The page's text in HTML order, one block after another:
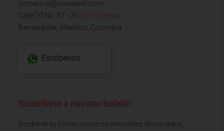
comercial@issasaieh.com
Calle 70 No. 57 - 25 (Cómo llegar)
Barranquilla, Atlantico, Colombia
Escríbenos
Suscríbete a nuestro boletín
Recibe en tu correo nuestros inmuebles destacados,